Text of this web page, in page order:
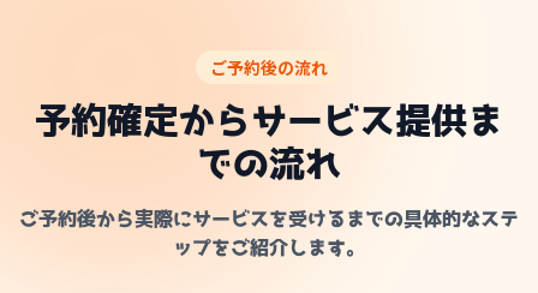
ご予約後の流れ
予約確定からサービス提供ま
での流れ
ご予約後から実際にサービスを受けるまでの具体的なステ
ップをご紹介します。